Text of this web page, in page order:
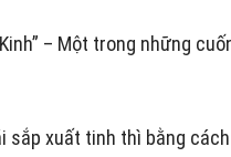
– Một trong những
sắp xuất tinh thì bằng